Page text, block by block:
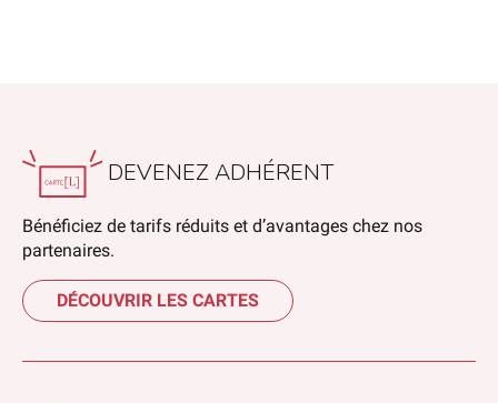
DEVENEZ ADHÉRENT
Bénéficiez de tarifs réduits et d’avantages chez nos
partenaires.
DÉCOUVRIR LES CARTES